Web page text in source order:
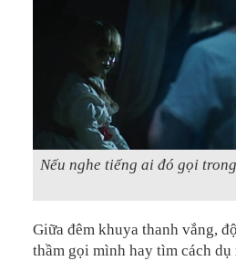
Nếu nghe tiếng ai đó gọi
Giữa đêm khuya thanh vắng,
thầm gọi mình hay tìm cách